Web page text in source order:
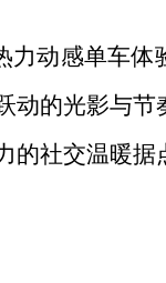
力动感单车体
动的光影与节
社交温暖据